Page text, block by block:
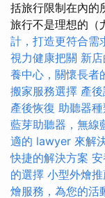
括旅行限制在內的
旅行不是理想的（
計，打造更符合需
視力健康把關 新
養中心，關懷長者
搬家服務選擇 產
產後恢復 助聽器
藍芽助聽器，無線
適的 lawyer 來解
快捷的解決方案
的選擇 小型外燴
燴服務，為您的活